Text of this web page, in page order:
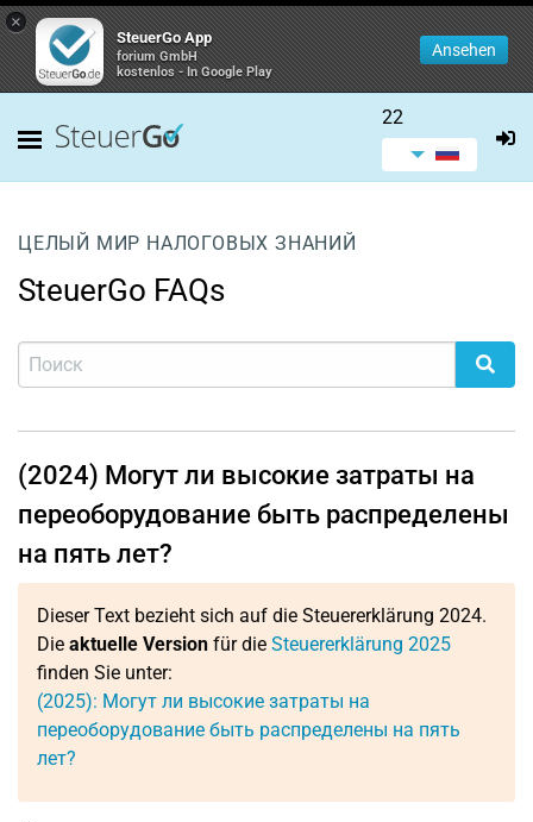
×
SteuerGo App
forium GmbH
kostenlos - In Google Play
Ansehen
22
ЦЕЛЫЙ МИР НАЛОГОВЫХ ЗНАНИЙ
SteuerGo FAQs
(2024) Могут ли высокие затраты на
переоборудование быть распределены
на пять лет?
Dieser Text bezieht sich auf die Steuererklärung 2024.
Die aktuelle Version für die Steuererklärung 2025
finden Sie unter:
(2025): Могут ли высокие затраты на
переоборудование быть распределены на пять
лет?